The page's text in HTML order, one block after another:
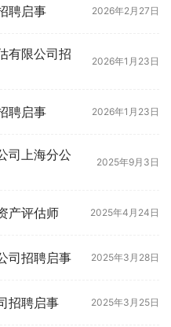
聘启事 2026年2月27日
有限公司招
2026年1月23日
聘启事 2026年1月23日
司上海分公
2025年9月3日
产评估师 2025年4月24日
司招聘启事 2025年3月28日
招聘启事 2025年3月25日